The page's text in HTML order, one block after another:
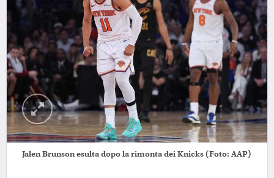
Jalen Brunson esulta dopo la rimonta dei Knicks (Foto: AAP)